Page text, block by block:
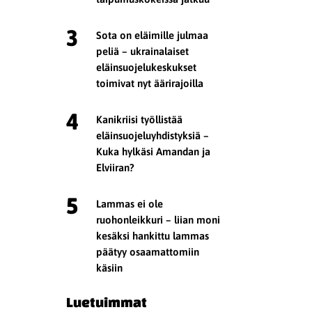
3
Sota on eläimille julmaa
peliä – ukrainalaiset
eläinsuojelukeskukset
toimivat nyt äärirajoilla
4
Kanikriisi työllistää
eläinsuojeluyhdistyksiä –
Kuka hylkäsi Amandan ja
Elviiran?
5
Lammas ei ole
ruohonleikkuri – liian moni
kesäksi hankittu lammas
päätyy osaamattomiin
käsiin
Luetuimmat